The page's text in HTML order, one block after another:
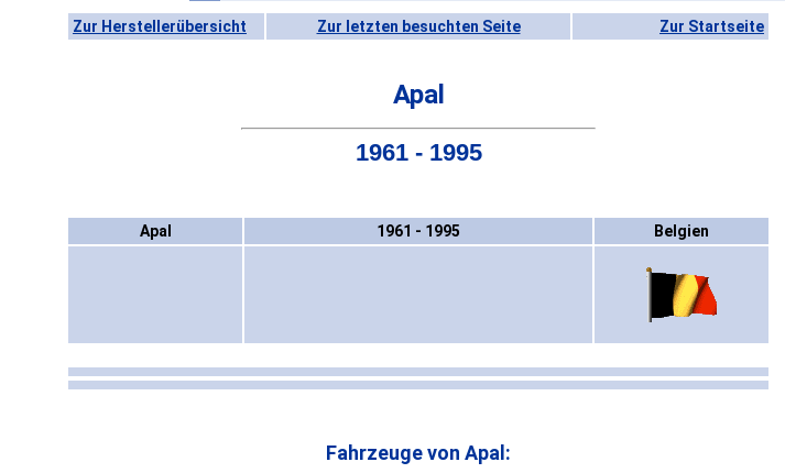
Zur Herstellerübersicht Zur letzten besuchten Seite Zur Startseite
Apal
1961 - 1995
Apal 1961 - 1995 Belgien
Fahrzeuge von Apal: